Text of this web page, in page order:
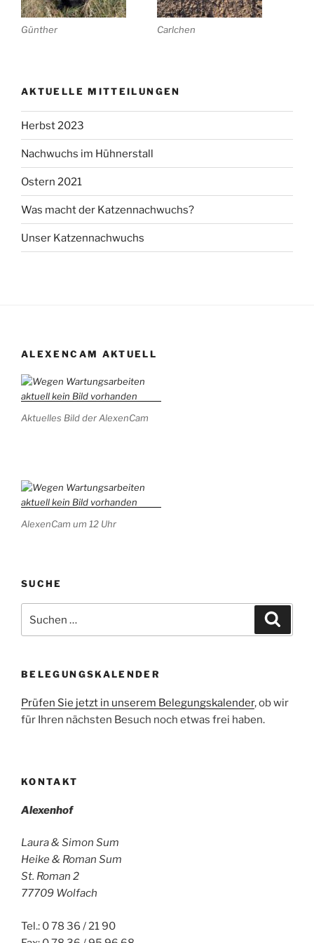
Günther Carlchen
AKTUELLE MITTEILUNGEN
Herbst 2023
Nachwuchs im Hühnerstall
Ostern 2021
Was macht der Katzennachwuchs?
Unser Katzennachwuchs
ALEXENCAM AKTUELL
Aktuelles Bild der AlexenCam
AlexenCam um 12 Uhr
SUCHE
nach:
BELEGUNGSKALENDER
Prüfen Sie jetzt in unserem Belegungskalender, ob wir
für Ihren nächsten Besuch noch etwas frei haben.
KONTAKT
Alexenhof
Laura & Simon Sum
Heike & Roman Sum
St. Roman 2
77709 Wolfach
Tel.: 0 78 36 / 21 90